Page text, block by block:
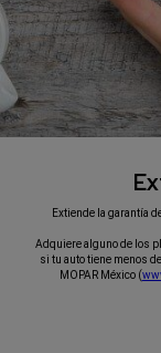
Extiende la garantía
Adquiere alguno de los
si tu auto tiene menos
MOPAR México (